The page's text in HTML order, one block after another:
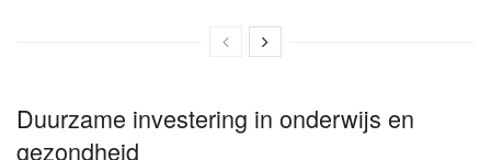
Duurzame investering in onderwijs en
gezondheid